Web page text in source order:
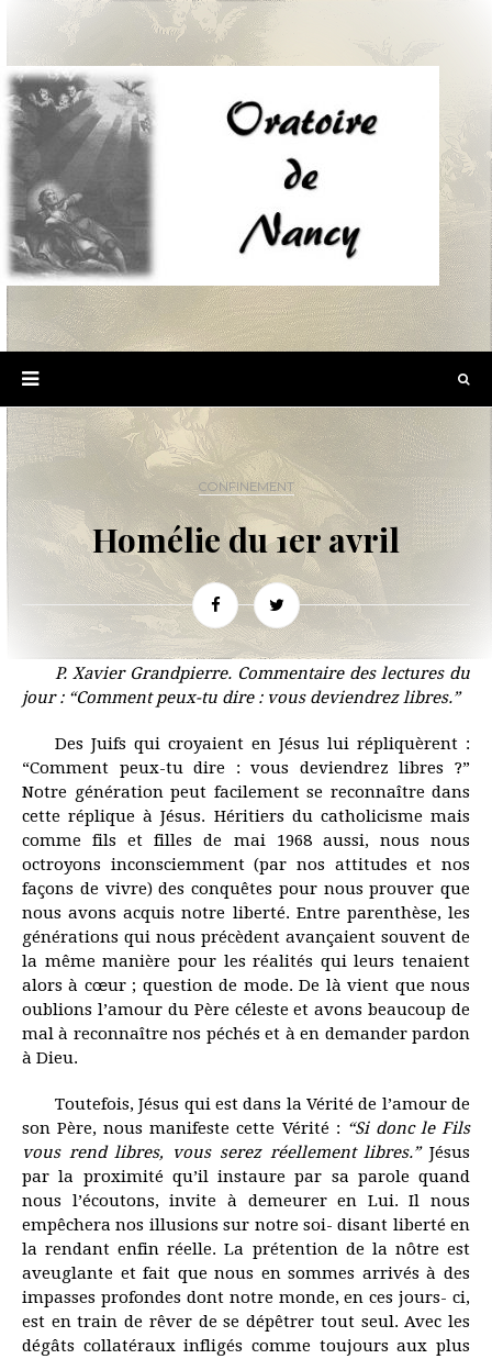
CONFINEMENT
Homélie du 1er avril
P. Xavier Grandpierre. Commentaire des lectures du
jour : “Comment peux-tu dire : vous deviendrez libres.”
Des Juifs qui croyaient en Jésus lui répliquèrent :
“Comment peux-tu dire : vous deviendrez libres ?”
Notre génération peut facilement se reconnaître dans
cette réplique à Jésus. Héritiers du catholicisme mais
comme fils et filles de mai 1968 aussi, nous nous
octroyons inconsciemment (par nos attitudes et nos
façons de vivre) des conquêtes pour nous prouver que
nous avons acquis notre liberté. Entre parenthèse, les
générations qui nous précèdent avançaient souvent de
la même manière pour les réalités qui leurs tenaient
alors à cœur ; question de mode. De là vient que nous
oublions l’amour du Père céleste et avons beaucoup de
mal à reconnaître nos péchés et à en demander pardon
à Dieu.
Toutefois, Jésus qui est dans la Vérité de l’amour de
son Père, nous manifeste cette Vérité : “Si donc le Fils
vous rend libres, vous serez réellement libres.”Jésus
par la proximité qu’il instaure par sa parole quand
nous l’écoutons, invite à demeurer en Lui. Il nous
empêchera nos illusions sur notre soi- disant liberté en
la rendant enfin réelle. La prétention de la nôtre est
aveuglante et fait que nous en sommes arrivés à des
impasses profondes dont notre monde, en ces jours- ci,
est en train de rêver de se dépêtrer tout seul. Avec les
dégâts collatéraux infligés comme toujours aux plus